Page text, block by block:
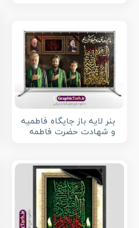
بنر لایه باز جایگاه فاطمیه
و شهادت حضرت فاطمه